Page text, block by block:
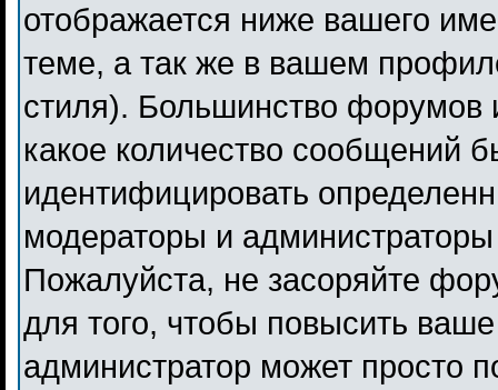
отображается ниже вашего
теме, а так же в вашем
стиля). Большинство форумов
какое количество сообщений
идентифицировать
модераторы и
Пожалуйста, не засоряйте
для того, чтобы повысить
администратор может просто